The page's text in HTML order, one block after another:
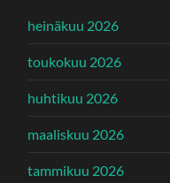
heinäkuu 2026
toukokuu 2026
huhtikuu 2026
maaliskuu 2026
tammikuu 2026